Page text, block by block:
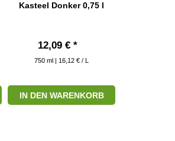
Kasteel Donker 0,75 l
12,09 € *
750 ml | 16,12 € / L
IN DEN WARENKORB